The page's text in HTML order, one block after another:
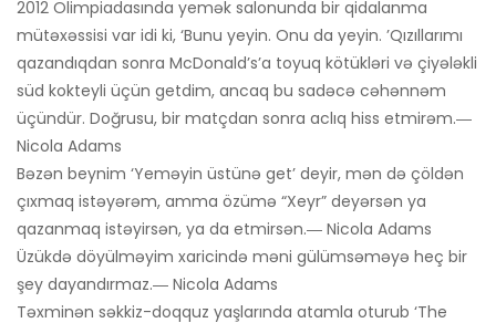
2012 Olimpiadasında yemək salonunda bir qidalanma
mütəxəssisi var idi ki, ‘Bunu yeyin. Onu da yeyin. ’Qızıllarımı
qazandıqdan sonra McDonald’s’a toyuq kötükləri və çiyələkli
süd kokteyli üçün getdim, ancaq bu sadəcə cəhənnəm
üçündür. Doğrusu, bir matçdan sonra aclıq hiss etmirəm.―
Nicola Adams
Bəzən beynim ‘Yeməyin üstünə get’ deyir, mən də çöldən
çıxmaq istəyərəm, amma özümə “Xeyr” deyərsən ya
qazanmaq istəyirsən, ya da etmirsən.― Nicola Adams
Üzükdə döyülməyim xaricində məni gülümsəməyə heç bir
şey dayandırmaz.― Nicola Adams
Təxminən səkkiz-doqquz yaşlarında atamla oturub ‘The